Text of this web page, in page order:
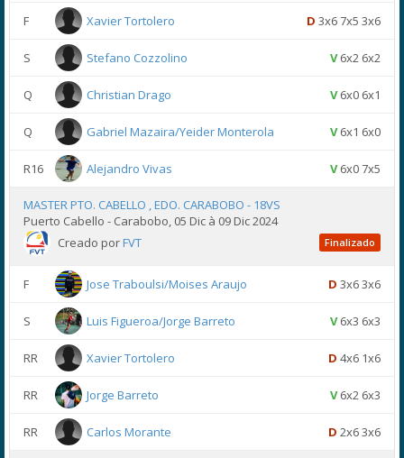
F Xavier Tortolero D 3x6 7x5 3x6
S Stefano Cozzolino V6x2 6x2
Q Christian Drago V6x0 6x1
Q Gabriel Mazaira/Yeider Monterola V6x1 6x0
R16 Alejandro Vivas V6x0 7x5
MASTER PTO. CABELLO , EDO. CARABOBO - 18VS
Puerto Cabello - Carabobo, 05 Dic à 09 Dic 2024
Creado porFVT Finalizado
F Jose Traboulsi/Moises Araujo D 3x6 3x6
S Luis Figueroa/Jorge Barreto V6x3 6x3
RR Xavier Tortolero D 4x6 1x6
RR Jorge Barreto V6x2 6x3
RR Carlos Morante D 2x6 3x6